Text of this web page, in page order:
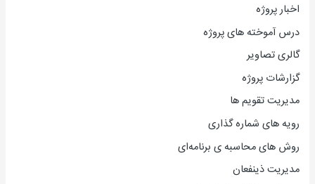
اخبار پروژه
درس آموخته های پروژه
گالری تصاویر
گزارشات پروژه
مدیریت تقویم ها
رویه های شماره گذاری
روش های محاسبه ی برنامه‌ای
مدیریت ذینفعان